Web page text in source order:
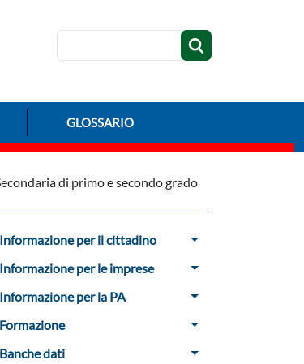
GLOSSARIO
di primo e secondo grado
Menu Sidebar
Informazione per il cittadino
Informazione per le imprese
Informazione per la PA
Formazione
Banche dati